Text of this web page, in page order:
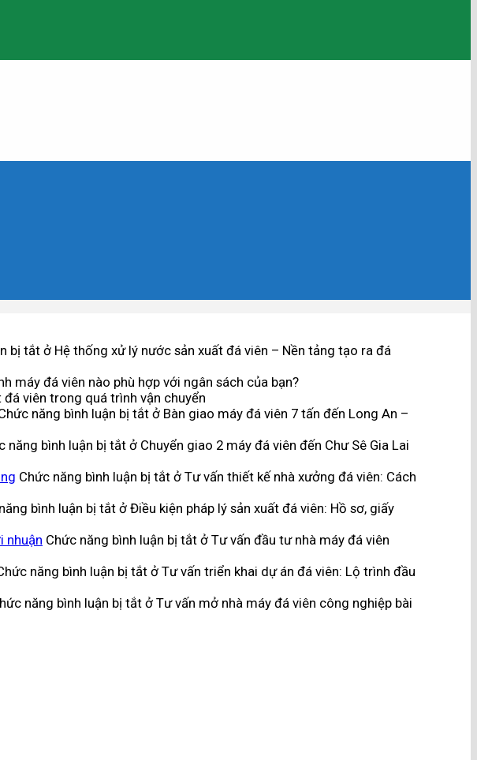
bị tắtở Hệ thống xử lý nước sản xuất đá viên – Nền tảng tạo ra đá
máy đá viên nào phù hợp với ngân sách của bạn?
đá viên trong quá trình vận chuyển
năng bình luận bị tắt ở Bàn giao máy đá viên 7 tấn đến Long An –
năng bình luận bị tắt ở Chuyển giao 2 máy đá viên đến Chư Sê Gia Lai
Chức năng bình luận bị tắt ở Tư vấn thiết kế nhà xưởng đá viên: Cách
bình luận bị tắt ở Điều kiện pháp lý sản xuất đá viên: Hồ sơ, giấy
nhuận Chức năng bình luận bị tắt ở Tư vấn đầu tư nhà máy đá viên
năng bình luận bị tắt ở Tư vấn triển khai dự án đá viên: Lộ trình đầu
năng bình luận bị tắt ở Tư vấn mở nhà máy đá viên công nghiệp bài